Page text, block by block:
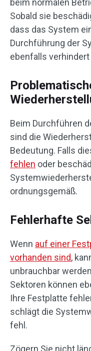
beim normalen
Sobald sie
dass das System
Durchführung der
ebenfalls
Beim Durchführen
sind die
Bedeutung. Falls
fehlen oder
ordnungsgemäß.
Fehlerhafte
Wenn auf einer
vorhanden sind,
unbrauchbar
Sektoren können
Ihre Festplatte
schlägt die
fehl.
Zögern Sie nicht